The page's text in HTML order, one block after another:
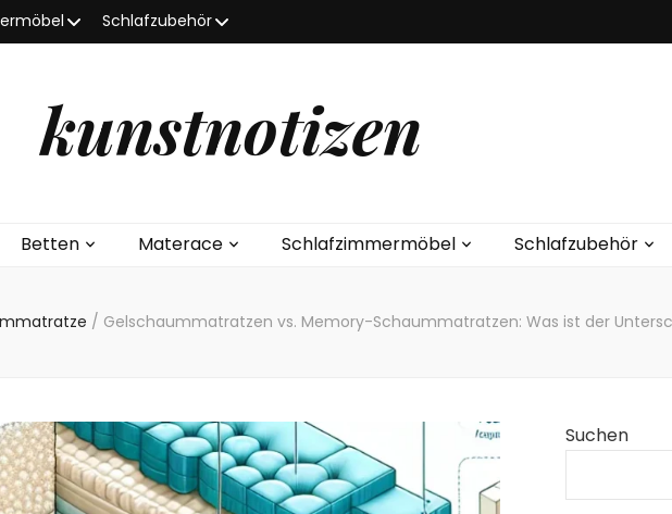
Schlafzubehör
kunstnotizen
Betten Materace Schlafzimmermöbel Schlafzubehör
/ Gelschaummatratzen vs. Memory-Schaummatratzen: Was ist der
Suchen